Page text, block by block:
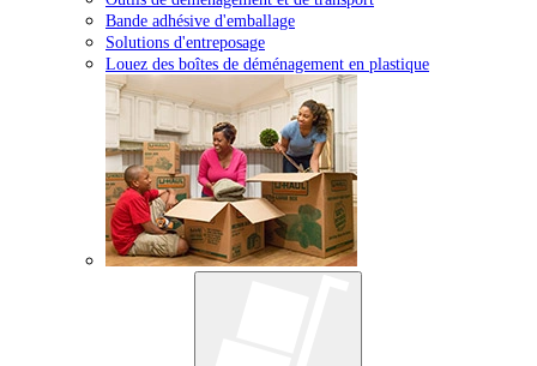
Bande adhésive d'emballage
Solutions d'entreposage
Louez des boîtes de déménagement en plastique